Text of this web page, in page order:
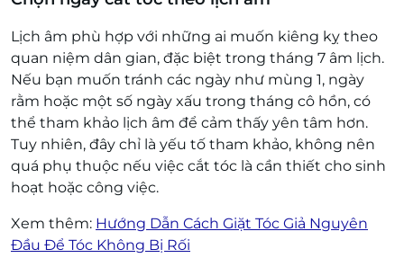
Lịch âm phù hợp với những ai muốn kiêng kỵ theo
quan niệm dân gian, đặc biệt trong tháng 7 âm lịch.
Nếu bạn muốn tránh các ngày như mùng 1, ngày
rằm hoặc một số ngày xấu trong tháng cô hồn, có
thể tham khảo lịch âm để cảm thấy yên tâm hơn.
Tuy nhiên, đây chỉ là yếu tố tham khảo, không nên
quá phụ thuộc nếu việc cắt tóc là cần thiết cho sinh
hoạt hoặc công việc.
Xem thêm: Hướng Dẫn Cách Giặt Tóc Giả Nguyên
Đầu Để Tóc Không Bị Rối